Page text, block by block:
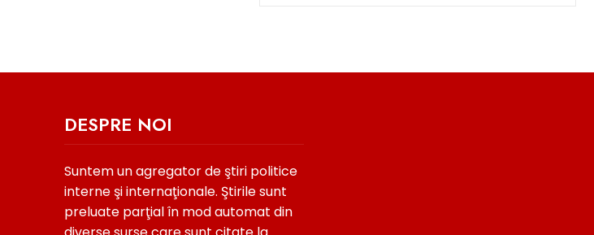
DESPRE NOI
Suntem un agregator de ştiri politice
interne şi internaţionale. Ştirile sunt
preluate parţial în mod automat din